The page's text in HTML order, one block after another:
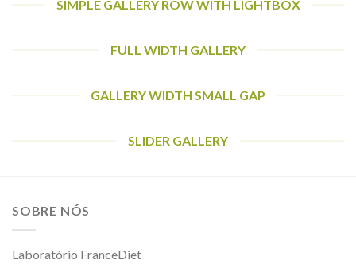
SIMPLE GALLERY ROW WITH LIGHTBOX
FULL WIDTH GALLERY
GALLERY WIDTH SMALL GAP
SLIDER GALLERY
SOBRE NÓS
Laboratório FranceDiet